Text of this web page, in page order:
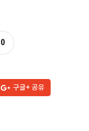
0
구글+ 공유